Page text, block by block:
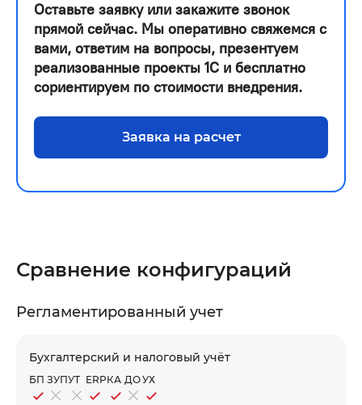
Оставьте заявку или закажите звонок
прямой сейчас. Мы оперативно свяжемся с
вами, ответим на вопросы, презентуем
реализованные проекты 1С и бесплатно
сориентируем по стоимости внедрения.
Заявка на расчет
Сравнение конфигураций
Регламентированный учет
Бухгалтерский и налоговый учёт
БП ЗУПУТ ERPКА ДОУХ